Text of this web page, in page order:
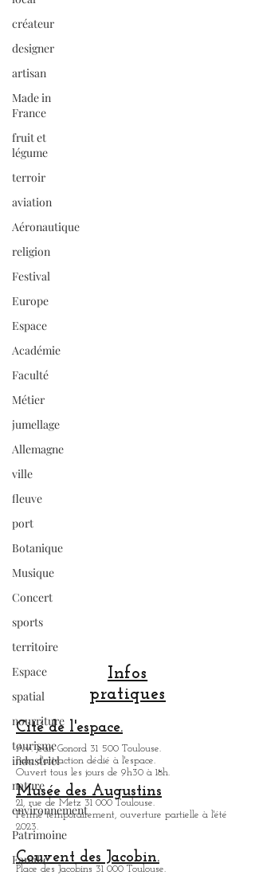
créateur
designer
artisan
Made in
France
fruit et
légume
terroir
aviation
Aéronautique
religion
Festival
Europe
Espace
Académie
Faculté
Métier
jumellage
Allemagne
ville
fleuve
port
Botanique
Musique
Concert
sports
territoire
Espace
spatial
nourriture
tourisme
industriel
nature
environnement
Patrimoine
Famille
Infos
pratiques
Cité de l'espace.
Av. Jean Gonord 31 500 Toulouse.
Parc d'attraction dédié à l'espace.
Ouvert tous les jours de 9h30 à 18h.
Musée des Augustins
21, rue de Metz 31 000 Toulouse.
Fermé temporairement, ouverture partielle à l'été
2023.
Couvent des Jacobin.
Place des Jacobins 31 000 Toulouse.